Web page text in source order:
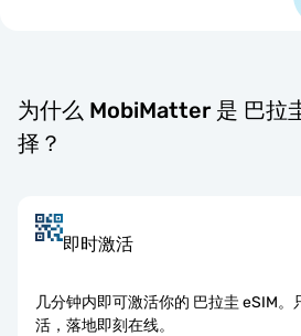
为什么 MobiMatter 是 巴拉
择？
即时激活
几分钟内即可激活你的 巴拉圭 eSIM。
活，落地即刻在线。